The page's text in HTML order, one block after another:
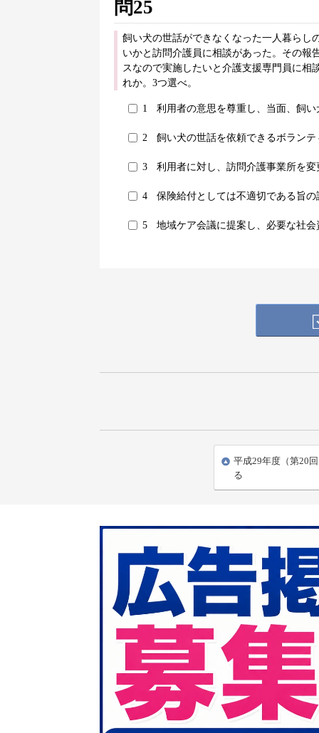
問25
飼い犬の世話ができなくなった一人暮らし
いかと訪問介護員に相談があった。その報
スなので実施したいと介護支援専門員に相
れか。3つ選べ。
1 利用者の意思を尊重し、当面、飼
2 飼い犬の世話を依頼できるボラン
3 利用者に対し、訪問介護事業所を
4 保険給付としては不適切である旨
5 地域ケア会議に提案し、必要な社
平成29年度（第20
る